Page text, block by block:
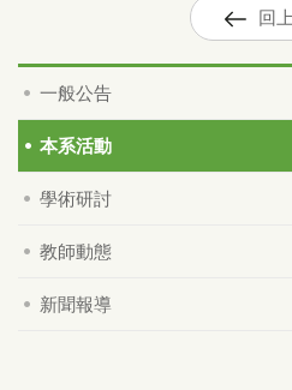
回
一般公告
本系活動
學術研討
教師動態
新聞報導